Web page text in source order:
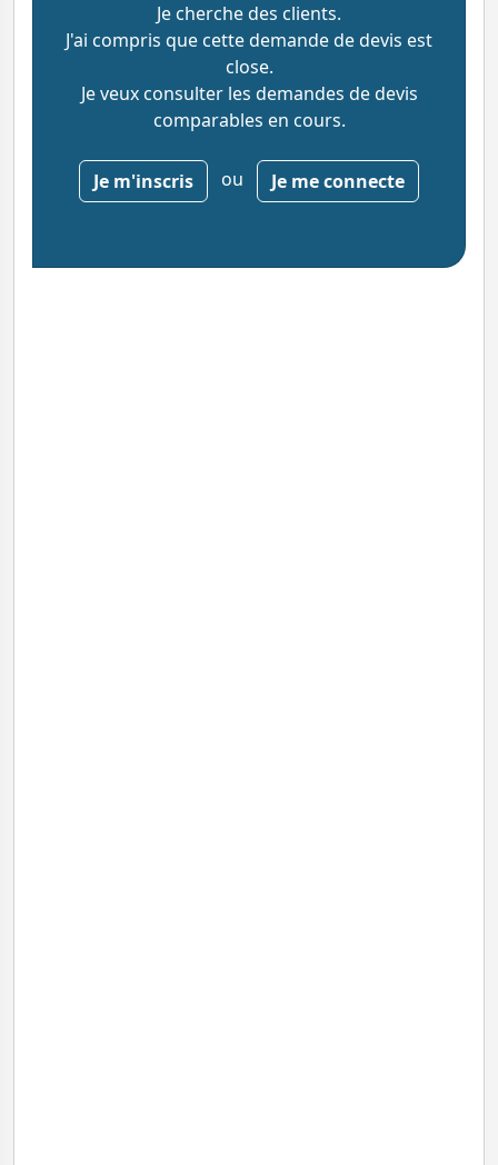
Je cherche des clients.
J'ai compris que cette demande de devis est
close.
Je veux consulter les demandes de devis
comparables en cours.
Je m'inscris ou Je me connecte